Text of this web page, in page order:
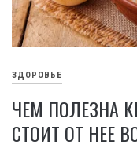
ЗДОРОВЬЕ
ЧЕМ ПОЛЕЗНА
СТОИТ ОТ НЕЕ